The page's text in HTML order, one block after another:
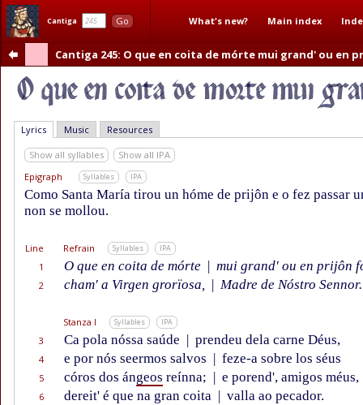
Cantiga Go What's new? Main index
Cantiga 245: O que en coita de mórte mui grand' ou en
Lyrics Music Resources
Show all syllables
Show all IPA
Epigraph
Syllables IPA
Como Santa María tirou un hóme de prijôn e o fez passar
non se mollou.
Line Refrain Syllables IPA
1 O que en coita de mórte | mui grand' ou en prijôn
2 cham' a Virgen grorïosa, | Madre de Nóstro Sennor.
Stanza I Syllables IPA
3 Ca pola nóssa saúde | prendeu dela carne Déus,
4 e por nós seermos salvos | feze-a sobre los séus
5 córos dos ángeos reínna; | e porend', amigos méus,
6 dereit' é que na gran coita | valla ao pecador.